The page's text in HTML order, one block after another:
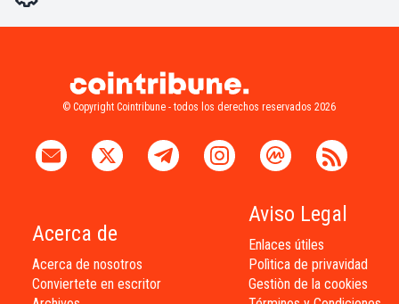
© Copyright Cointribune - todos los derechos reservados 2026
Acerca de
Acerca de nosotros
Conviertete en escritor
Aviso Legal
Enlaces útiles
Polìtica de privavidad
Gestiòn de la cookies